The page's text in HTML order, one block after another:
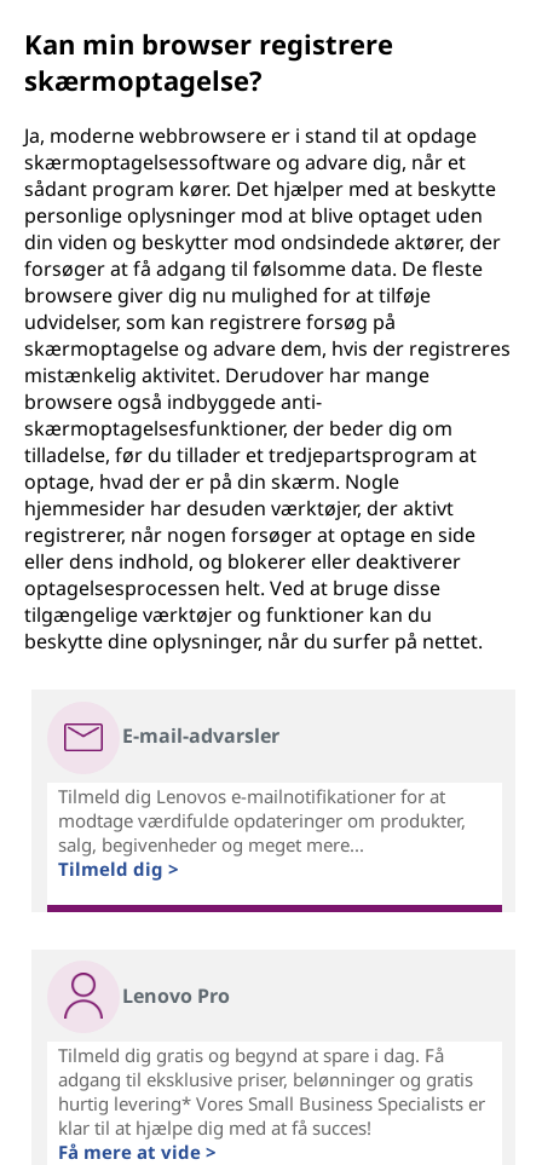
Kan min browser registrere
skærmoptagelse?
Ja, moderne webbrowsere er i stand til at opdage
skærmoptagelsessoftware og advare dig, når et
sådant program kører. Det hjælper med at beskytte
personlige oplysninger mod at blive optaget uden
din viden og beskytter mod ondsindede aktører, der
forsøger at få adgang til følsomme data. De fleste
browsere giver dig nu mulighed for at tilføje
udvidelser, som kan registrere forsøg på
skærmoptagelse og advare dem, hvis der registreres
mistænkelig aktivitet. Derudover har mange
browsere også indbyggede anti-
skærmoptagelsesfunktioner, der beder dig om
tilladelse, før du tillader et tredjepartsprogram at
optage, hvad der er på din skærm. Nogle
hjemmesider har desuden værktøjer, der aktivt
registrerer, når nogen forsøger at optage en side
eller dens indhold, og blokerer eller deaktiverer
optagelsesprocessen helt. Ved at bruge disse
tilgængelige værktøjer og funktioner kan du
beskytte dine oplysninger, når du surfer på nettet.
E-mail-advarsler
Tilmeld dig Lenovos e-mailnotifikationer for at
modtage værdifulde opdateringer om produkter,
salg, begivenheder og meget mere...
Tilmeld dig >
Lenovo Pro
Tilmeld dig gratis og begynd at spare i dag. Få
adgang til eksklusive priser, belønninger og gratis
hurtig levering* Vores Small Business Specialists er
klar til at hjælpe dig med at få succes!
Få mere at vide >